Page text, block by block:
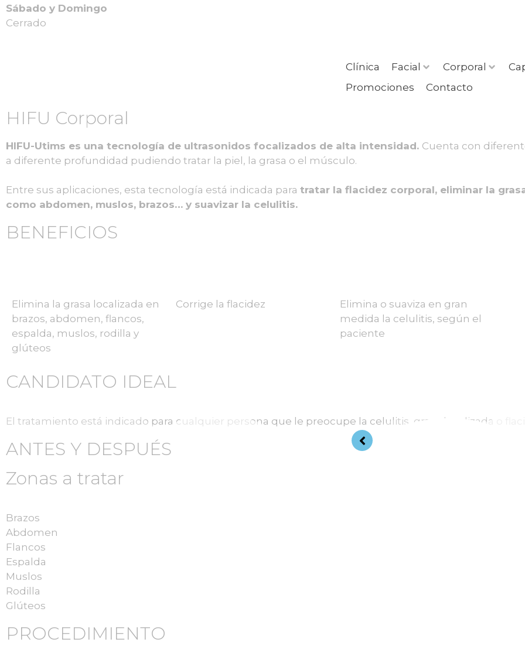
Sábado y Domingo
Cerrado
Clínica Facial Corporal
Promociones
Contacto
HIFU Corporal
HIFU-Utims es una tecnología de ultrasonidos focalizados de alta intensidad. Cuenta con
a diferente profundidad pudiendo tratar la piel, la grasa o el músculo.
Entre sus aplicaciones, esta tecnología está indicada para tratar la flacidez corporal, eliminar la
como abdomen, muslos, brazos… y suavizar la celulitis.
BENEFICIOS
Elimina la grasa localizada en
brazos, abdomen, flancos,
espalda, muslos, rodilla y
glúteos
Corrige la flacidez
Elimina o suaviza en gran
medida la celulitis, según el
paciente
CANDIDATO IDEAL
El tratamiento está indicado para cualquier persona que le preocupe la celulitis, grasa localizada o
ANTES Y DESPUÉS
Zonas a tratar
Brazos
Abdomen
Flancos
Espalda
Muslos
Rodilla
Glúteos
PROCEDIMIENTO